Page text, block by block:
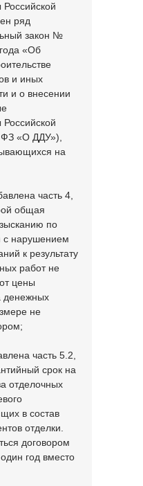
Российской
ряд
закон №
«Об
и иных
и о внесении
Российской
«О ДДУ»),
на
часть 4,
общая
по
с нарушением
к результату
работ не
цены
денежных
не
часть 5.2,
срок на
отделочных
в состав
отделки.
договором
год вместо